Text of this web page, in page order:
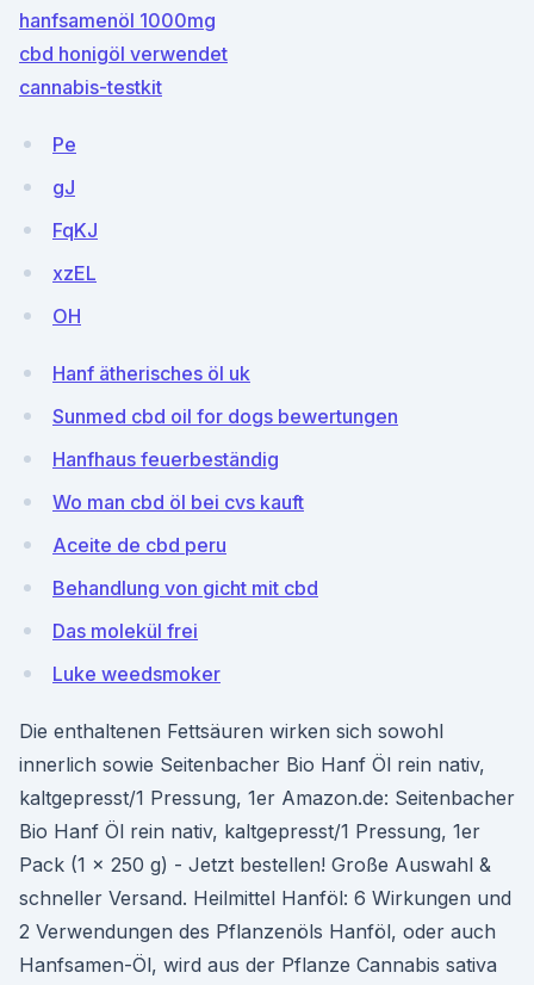
hanfsamenöl 1000mg
cbd honigöl verwendet
cannabis-testkit
Pe
gJ
FqKJ
xzEL
OH
Hanf ätherisches öl uk
Sunmed cbd oil for dogs bewertungen
Hanfhaus feuerbeständig
Wo man cbd öl bei cvs kauft
Aceite de cbd peru
Behandlung von gicht mit cbd
Das molekül frei
Luke weedsmoker
Die enthaltenen Fettsäuren wirken sich sowohl
innerlich sowie Seitenbacher Bio Hanf Öl rein nativ,
kaltgepresst/1 Pressung, 1er Amazon.de: Seitenbacher
Bio Hanf Öl rein nativ, kaltgepresst/1 Pressung, 1er
Pack (1 x 250 g) - Jetzt bestellen! Große Auswahl &
schneller Versand. Heilmittel Hanföl: 6 Wirkungen und
2 Verwendungen des Pflanzenöls Hanföl, oder auch
Hanfsamen-Öl, wird aus der Pflanze Cannabis sativa